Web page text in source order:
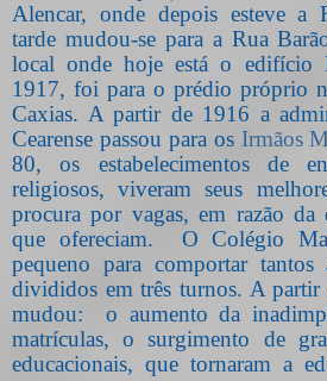
Alencar, onde depois esteve a
tarde mudou-se para a Rua
local onde hoje está o
1917, foi para o prédio próprio
Caxias. A partir de 1916 a
Cearense passou para os Irmãos
80, os estabelecimentos de
religiosos, viveram seus
procura por vagas, em razão da
que ofereciam.
O Colégio
pequeno para comportar
divididos em três turnos. A
mudou:
o aumento da
matrículas, o surgimento de
educacionais, que tornaram a